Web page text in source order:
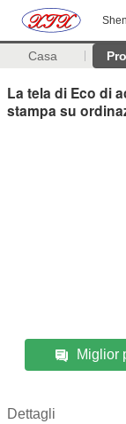
Casa
La tela di Eco di
stampa su
Miglior
Dettagli